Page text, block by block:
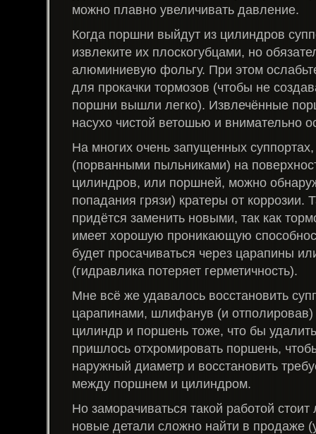
можно плавно увеличивать давление.
Когда поршни выйдут из цилиндров
извлеките их плоскогубцами, но
алюминиевую фольгу. При этом
для прокачки тормозов (чтобы не
поршни вышли легко). Извлечённые
насухо чистой ветошью и внимательно
На многих очень запущенных
(порванными пыльниками) на
цилиндров, или поршней, можно
попадания грязи) кратеры от коррозии.
придётся заменить новыми, так как
имеет хорошую проникающую
будет просачиваться через царапины
(гидравлика потеряет герметичность).
Мне всё же удавалось восстановить
царапинами, шлифанув (и отполировав)
цилиндр и поршень тоже, что бы
пришлось отхромировать поршень,
наружный диаметр и восстановить
между поршнем и цилиндром.
Но заморачиваться такой работой
новые детали сложно найти в продаже